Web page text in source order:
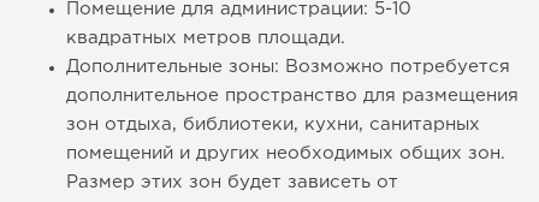
Помещение для администрации: 5-10
квадратных метров площади.
Дополнительные зоны: Возможно потребуется
дополнительное пространство для размещения
зон отдыха, библиотеки, кухни, санитарных
помещений и других необходимых общих зон.
Размер этих зон будет зависеть от